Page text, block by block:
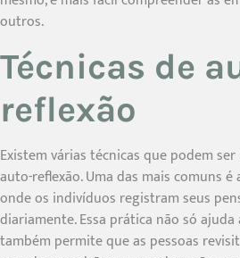
outros.
Técnicas de
reflexão
Existem várias técnicas que podem
auto-reflexão. Uma das mais comuns
onde os indivíduos registram seus
diariamente. Essa prática não só
também permite que as pessoas